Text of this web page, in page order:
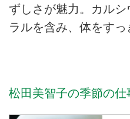
ずしさが魅力。カル
ラルを含み、体をすっ
松田美智子の季節の